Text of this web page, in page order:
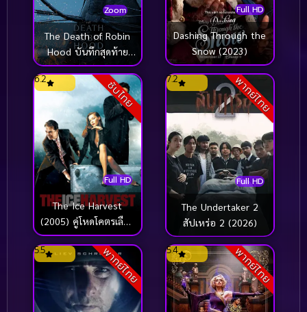
Zoom
The Death of Robin
Hood บันทึกสุดท้าย
ของจอมโจร (2026)
Full HD
Dashing Through the
Snow (2023)
ซับไทย
Full HD
6.2
The Ice Harvest
(2005) คู่โหดโคตรเลือด
เย็น
พากย์ไทย
Full HD
7.2
The Undertaker 2
สัปเหร่อ 2 (2026)
พากย์ไทย
5.5 พากย์ไทย
5.4